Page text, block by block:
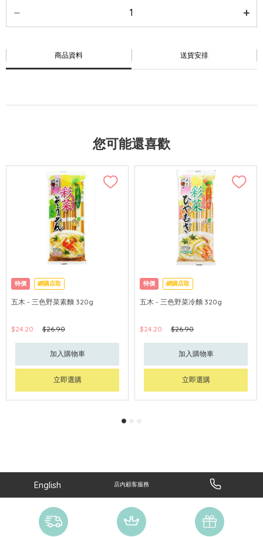
商品資料 送貨安排
您可能還喜歡
特價 網購店取
五木 - 三色野菜素麵 320g
$24.20 $26.90
加入購物車
立即選購
特價 網購店取
五木 - 三色野菜冷麵 320g
$24.20 $26.90
加入購物車
立即選購
English 店內顧客服務